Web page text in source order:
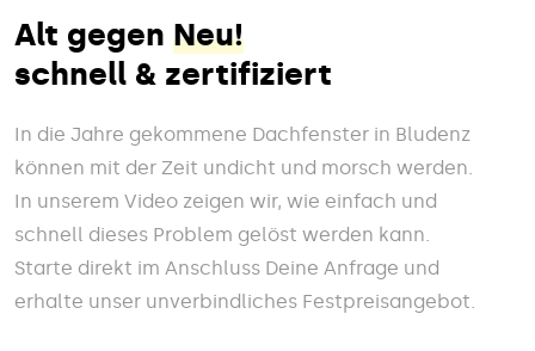
Alt gegen Neu!
schnell & zertifiziert
In die Jahre gekommene Dachfenster in Bludenz
können mit der Zeit undicht und morsch werden.
In unserem Video zeigen wir, wie einfach und
schnell dieses Problem gelöst werden kann.
Starte direkt im Anschluss Deine Anfrage und
erhalte unser unverbindliches Festpreisangebot.